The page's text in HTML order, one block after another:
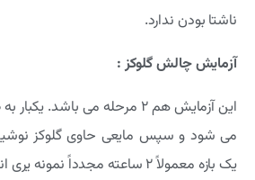
ناشتا بودن ندارد.
آزمایش چالش گلوکز :
این آزمایش هم 2 مرحله می باشد.
می شود و سپس مایعی حاوی گلوکز
یک بازه معمولاً 2 ساعته مجدداً نمونه یری انجام می گردد.